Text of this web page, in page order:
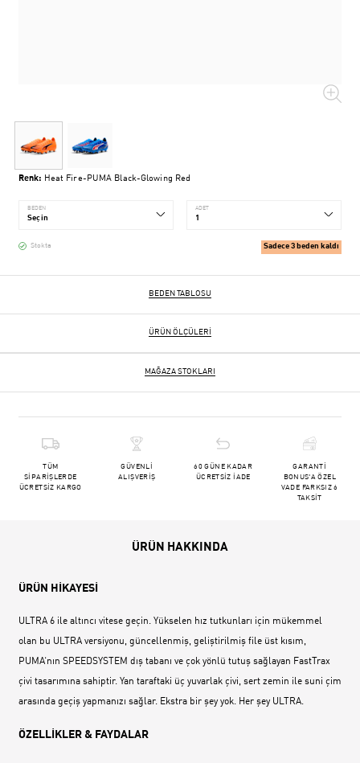
Renk: Heat Fire-PUMA Black-Glowing Red
BEDEN ADET
Stokta Sadece 3 beden kaldı
BEDEN TABLOSU
ÜRÜN ÖLÇÜLERI
MAĞAZA STOKLARI
TÜM
SİPARİŞLERDE
ÜCRETSİZ KARGO
GÜVENLİ
ALIŞVERİŞ
60 GÜNE KADAR
ÜCRETSİZ İADE
GARANTİ
BONUS'A ÖZEL
VADE FARKSIZ 6
TAKSİT
ÜRÜN HAKKINDA
ÜRÜN HİKAYESİ
ULTRA 6 ile altıncı vitese geçin. Yükselen hız tutkunları için mükemmel
olan bu ULTRA versiyonu, güncellenmiş, geliştirilmiş file üst kısım,
PUMA‘nın SPEEDSYSTEM dış tabanı ve çok yönlü tutuş sağlayan FastTrax
çivi tasarımına sahiptir. Yan taraftaki üç yuvarlak çivi, sert zemin ile suni çim
arasında geçiş yapmanızı sağlar. Ekstra bir şey yok. Her şey ULTRA.
ÖZELLİKLER & FAYDALAR